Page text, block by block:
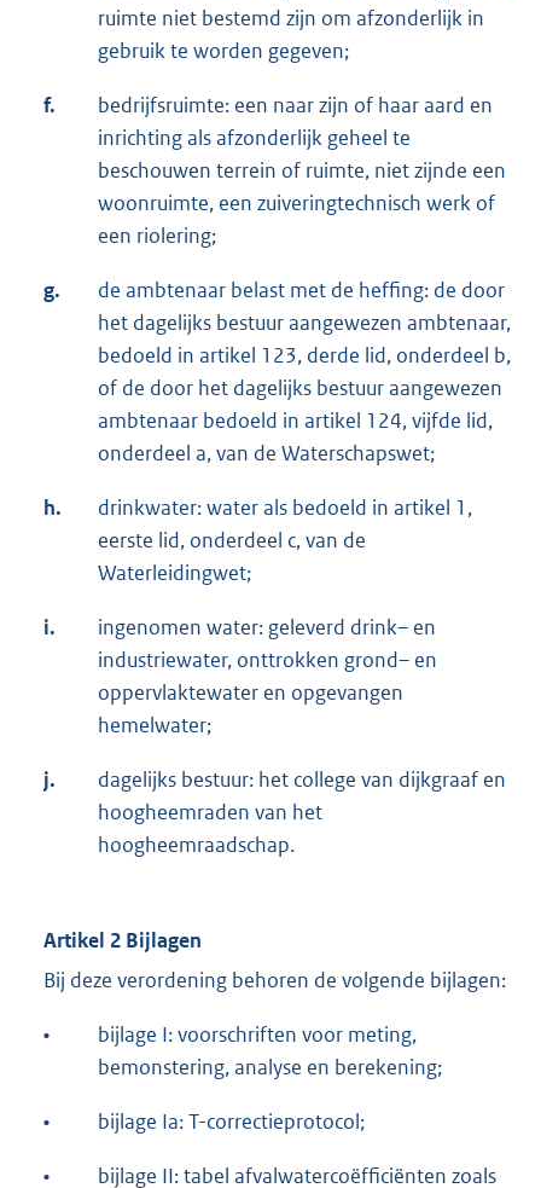
ruimte niet bestemd zijn om afzonderlijk in
gebruik te worden gegeven;
f.
bedrijfsruimte: een naar zijn of haar aard en
inrichting als afzonderlijk geheel te
beschouwen terrein of ruimte, niet zijnde een
woonruimte, een zuiveringtechnisch werk of
een riolering;
g.
de ambtenaar belast met de heffing: de door
het dagelijks bestuur aangewezen ambtenaar,
bedoeld in artikel 123, derde lid, onderdeel b,
of de door het dagelijks bestuur aangewezen
ambtenaar bedoeld in artikel 124, vijfde lid,
onderdeel a, van de Waterschapswet;
h.
drinkwater: water als bedoeld in artikel 1,
eerste lid, onderdeel c, van de
Waterleidingwet;
i.
ingenomen water: geleverd drink– en
industriewater, onttrokken grond– en
oppervlaktewater en opgevangen
hemelwater;
j.
dagelijks bestuur: het college van dijkgraaf en
hoogheemraden van het
hoogheemraadschap.
Artikel 2 Bijlagen
Bij deze verordening behoren de volgende bijlagen:
•
bijlage I: voorschriften voor meting,
bemonstering, analyse en berekening;
• bijlage Ia: T-correctieprotocol;
•
bijlage II: tabel afvalwatercoëfficiënten zoals